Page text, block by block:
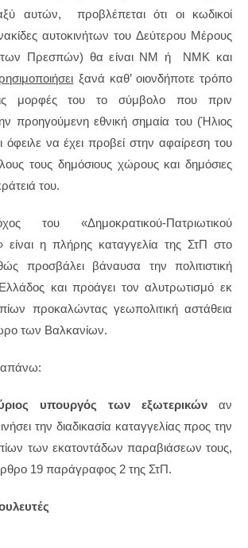
αυτών, προβλέπεται ότι οι κωδικοί
αυτοκινήτων του Δεύτερου Μέρους
των Πρεσπών) θα είναι ΝΜ ή ΝΜΚ και
ξανά καθ’ οιονδήποτε τρόπο
μορφές του το σύμβολο που πριν
προηγούμενη εθνική σημαία του (Ήλιος
όφειλε να έχει προβεί στην αφαίρεση του
τους δημόσιους χώρους και δημόσιες
του.
του «Δημοκρατικού-Πατριωτικού
είναι η πλήρης καταγγελία της ΣτΠ στο
προσβάλει βάναυσα την πολιτιστική
και προάγει τον αλυτρωτισμό εκ
προκαλώντας γεωπολιτική αστάθεια
των Βαλκανίων.
υπουργός των εξωτερικών αν
την διαδικασία καταγγελίας προς την
των εκατοντάδων παραβιάσεων τους,
19 παράγραφος 2 της ΣτΠ.